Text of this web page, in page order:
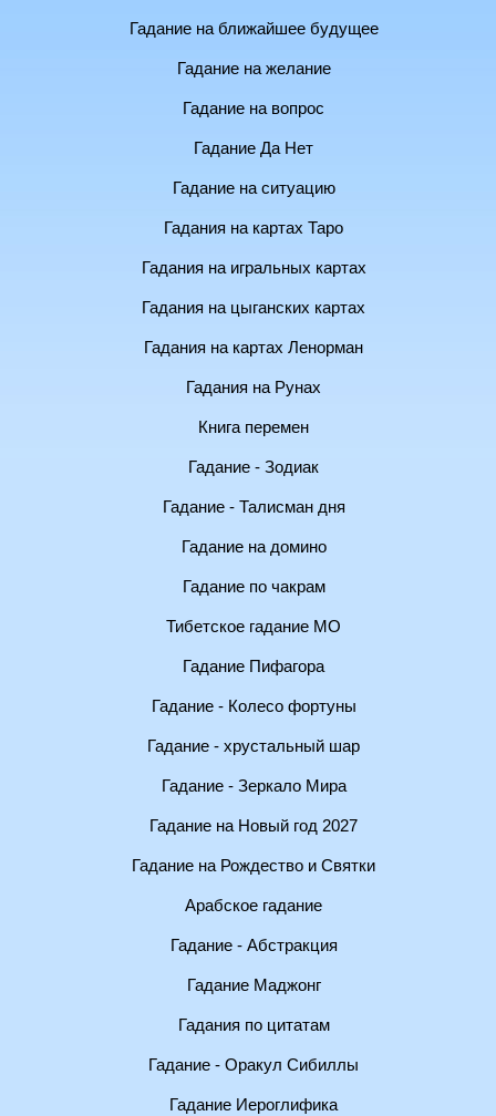
Гадание на ближайшее будущее
Гадание на желание
Гадание на вопрос
Гадание Да Нет
Гадание на ситуацию
Гадания на картах Таро
Гадания на игральных картах
Гадания на цыганских картах
Гадания на картах Ленорман
Гадания на Рунах
Книга перемен
Гадание - Зодиак
Гадание - Талисман дня
Гадание на домино
Гадание по чакрам
Тибетское гадание МО
Гадание Пифагора
Гадание - Колесо фортуны
Гадание - хрустальный шар
Гадание - Зеркало Мира
Гадание на Новый год 2027
Гадание на Рождество и Святки
Арабское гадание
Гадание - Абстракция
Гадание Маджонг
Гадания по цитатам
Гадание - Оракул Сибиллы
Гадание Иероглифика